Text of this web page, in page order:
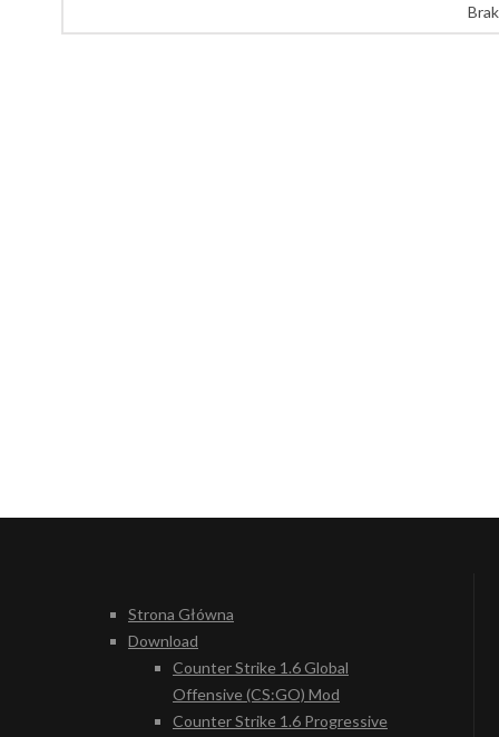
Strona Główna
Download
Counter Strike 1.6 Global
Offensive (CS:GO) Mod
Counter Strike 1.6 Progressive